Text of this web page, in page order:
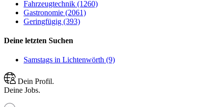
Fahrzeugtechnik (1260)
Gastronomie (2061)
Geringfügig (393)
Deine letzten Suchen
Samstags in Lichtenwörth (9)
Dein Profil.
Deine Jobs.